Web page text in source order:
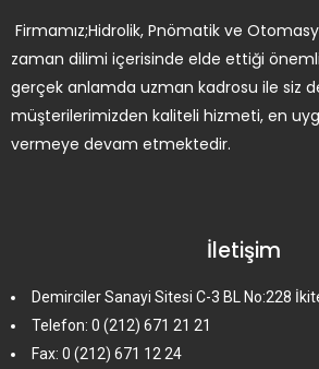
Firmamız;Hidrolik, Pnömatik ve
zaman dilimi içerisinde elde ettiği
gerçek anlamda uzman kadrosu ile siz
müşterilerimizden kaliteli hizmeti, en
vermeye devam etmektedir.
İletişim
Demirciler Sanayi Sitesi C-3 BL No:228
Telefon: 0 (212) 671 21 21
Fax: 0 (212) 671 12 24